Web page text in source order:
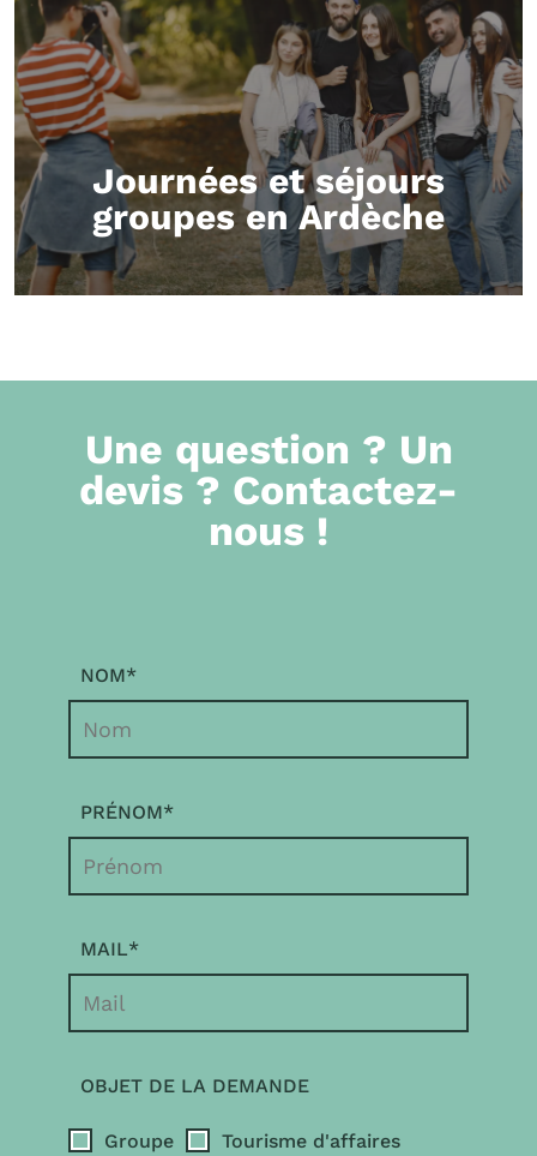
Journées et séjours
groupes en Ardèche
Une question ? Un
devis ? Contactez-
nous !
NOM*
PRÉNOM*
MAIL*
OBJET DE LA DEMANDE
Groupe Tourisme d'affaires